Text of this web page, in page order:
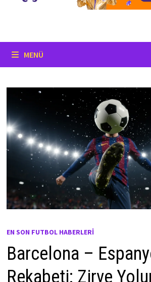
MENÜ
EN SON FUTBOL HABERLERI
Barcelona –
Rekabeti: Zirve